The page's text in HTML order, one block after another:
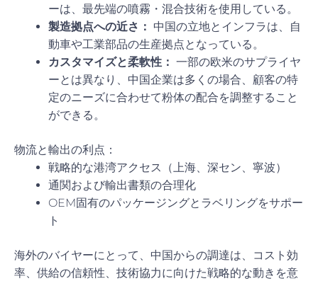
ーは、最先端の噴霧・混合技術を使用している。
製造拠点への近さ： 中国の立地とインフラは、自
動車や工業部品の生産拠点となっている。
カスタマイズと柔軟性： 一部の欧米のサプライヤ
ーとは異なり、中国企業は多くの場合、顧客の特
定のニーズに合わせて粉体の配合を調整すること
ができる。
物流と輸出の利点：
戦略的な港湾アクセス（上海、深セン、寧波）
通関および輸出書類の合理化
OEM固有のパッケージングとラベリングをサポー
ト
海外のバイヤーにとって、中国からの調達は、コスト効
率、供給の信頼性、技術協力に向けた戦略的な動きを意